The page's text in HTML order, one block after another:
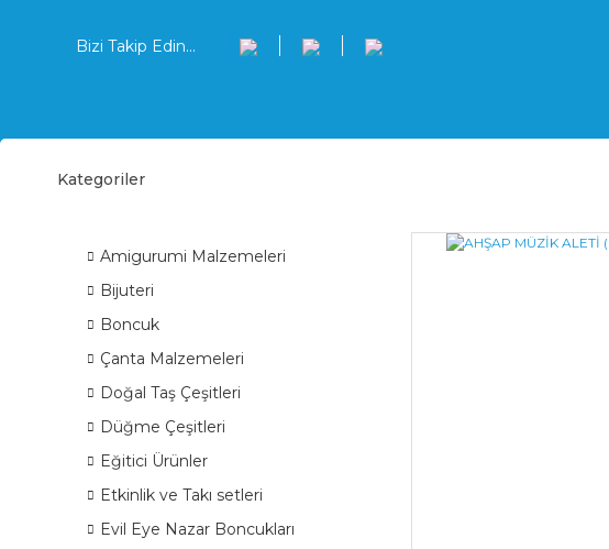
Bizi Takip Edin...
Kategoriler
ÜRÜN GRUPLARI
Amigurumi Malzemeleri
Bijuteri
Boncuk
Çanta Malzemeleri
Doğal Taş Çeşitleri
Düğme Çeşitleri
Eğitici Ürünler
Etkinlik ve Takı setleri
Evil Eye Nazar Boncukları